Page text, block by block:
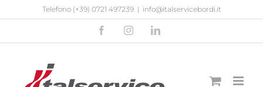
contenuto
Telefono (+39) 0721 497239 | info@italservicebordi.it
FacebookInstagramLinkedIn